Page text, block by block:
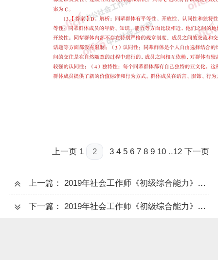
上一页 1 2 3 4 5 6 7 8 9 10 ..12 下一页
上一篇： 2019年社会工作师《初级综合能力》临考压轴卷答案解析
下一篇： 2019年社会工作师《初级综合能力》考试试题（全）